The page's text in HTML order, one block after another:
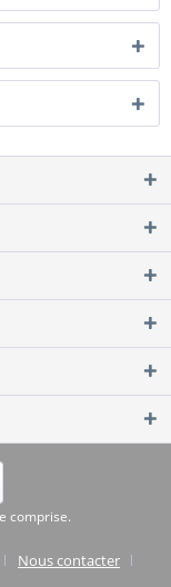
comprise.
Nous contacter